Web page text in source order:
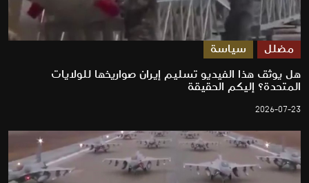
مضلل سياسة
هل يوثق هذا الفيديو تسليم إيران صواريخها للولايات
المتحدة؟ إليكم الحقيقة
2026-07-23